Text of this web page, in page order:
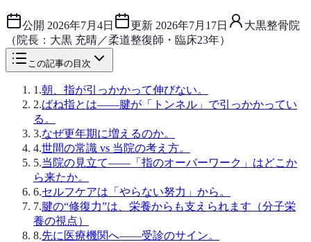
公開 2026年7月4日 更新 2026年7月17日
大黒整骨院
（院長：大黒 充晴／柔道整復師・臨床23年）
この記事の目次
1 .朝、指が引っかかって伸びない。
2.ばね指とは——腱が「トンネル」で引っかかってい
る。
3.なぜ更年期に増えるのか。
4.世間の常識 vs 当院の考え方。
5.当院の見立て——「指のオーバーワーク」はどこか
ら来たか。
6.セルフケアは「やらない努力」から。
7.腱の“修復力”は、栄養からも支えられます（分子栄
養の視点）
8.先に医療機関へ——受診のサイン。